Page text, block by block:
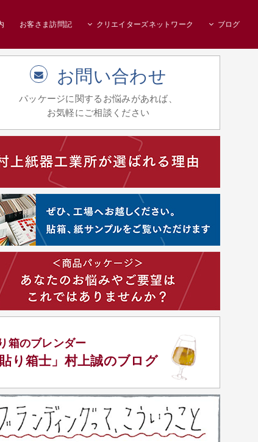
お客さま訪問記 クリエイターズネットワーク ブログ
お問い合わせ
パッケージに関するお悩みがあれば、
お気軽にご相談ください
箱のブレンダー
貼り箱士」村上誠のブログ